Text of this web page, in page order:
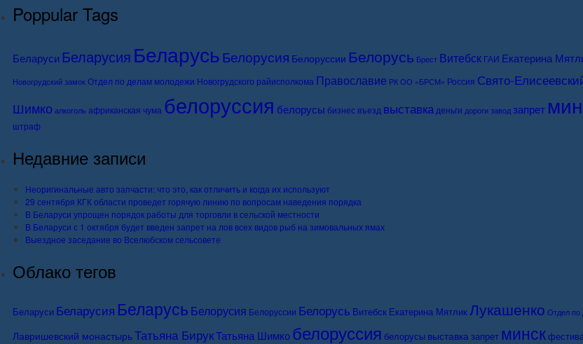
Poppular Tags
БеларусиБеларусия БеларусьБелорусия Белоруссии Белорусь Брест Витебск ГАИ Екатерина
Новогрудский замок Отдел по делам молодежи Новогрудского райисполкома Православие РК ОО «БРСМ» Россия Свято-
Шимко алкоголь африканская чума белоруссия белорусы бизнес въезд выставка деньги дороги завод запрет
штраф
Недавние записи
Неоригинальные авто запчасти: что это, как отличить и когда их используют
29 сентября КГК области проведет горячую линию по вопросам наведения порядка
В Беларуси упрощен порядок работы для торговли в сельской местности
В Беларуси с 1 октября будет введен запрет на лов всех видов рыб на зимовальных ямах
Выездное заседание во Вселюбском сельсовете
Облако тегов
Беларуси Беларусия Беларусь Белорусия Белоруссии Белорусь Витебск Екатерина МятликЛукашенко Отдел по
Лавришевский монастырьТатьяна БирукТатьяна Шимкобелоруссия белорусы выставка запрет минск